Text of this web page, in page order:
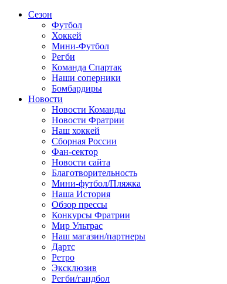
Сезон
Футбол
Хоккей
Мини-Футбол
Регби
Команда Спартак
Наши соперники
Бомбардиры
Новости
Новости Команды
Новости Фратрии
Наш хоккей
Сборная России
Фан-cектор
Новости сайта
Благотворительность
Мини-футбол/Пляжка
Наша История
Обзор прессы
Конкурсы Фратрии
Мир Ультрас
Наш магазин/партнеры
Дартс
Ретро
Эксклюзив
Регби/гандбол